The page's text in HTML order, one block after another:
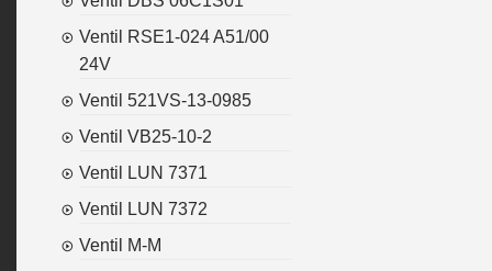
Ventil RSE1-024 A51/00
24V
Ventil 521VS-13-0985
Ventil VB25-10-2
Ventil LUN 7371
Ventil LUN 7372
Ventil M-M